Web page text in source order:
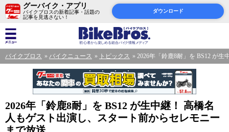
グーバイク・アプリ
バイクブロスの新着記事・話題の
記事を見逃さない！
ダウンロード
バイクブロス バイクニュース トピックス 2026年「鈴鹿8耐」を BS12 が
2026年「鈴鹿8耐」を BS12 が生中継！ 高橋名
人もゲスト出演し、スタート前からセレモニー